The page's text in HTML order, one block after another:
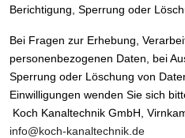
Berichtigung, Sperrung oder
Bei Fragen zur Erhebung,
personenbezogenen Daten, bei
Sperrung oder Löschung von
Einwilligungen wenden Sie sich
Koch Kanaltechnik GmbH,
info@koch-kanaltechnik.de